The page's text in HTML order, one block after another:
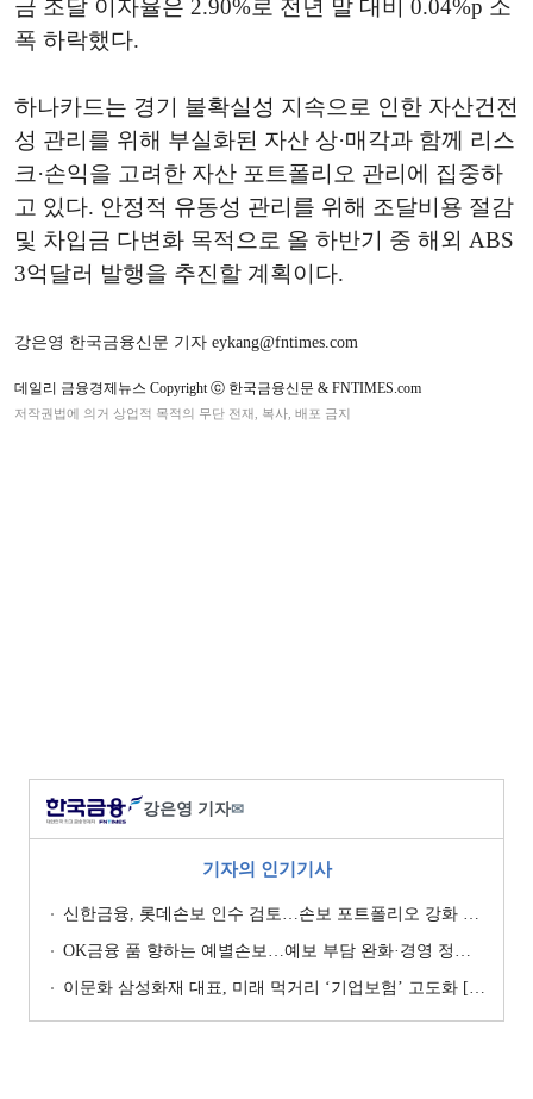
금 조달 이자율은 2.90%로 전년 말 대비 0.04%p 소
폭 하락했다.
하나카드는 경기 불확실성 지속으로 인한 자산건전
성 관리를 위해 부실화된 자산 상·매각과 함께 리스
크·손익을 고려한 자산 포트폴리오 관리에 집중하
고 있다. 안정적 유동성 관리를 위해 조달비용 절감
및 차입금 다변화 목적으로 올 하반기 중 해외 ABS
3억달러 발행을 추진할 계획이다.
강은영 한국금융신문 기자 eykang@fntimes.com
데일리 금융경제뉴스 Copyright ⓒ 한국금융신문 & FNTIMES.com
저작권법에 의거 상업적 목적의 무단 전재, 복사, 배포 금지
강은영 기자✉
기자의 인기기사
신한금융, 롯데손보 인수 검토…손보 포트폴리오 강화 승부수 [보험사 M&A 지형도]
OK금융 품 향하는 예별손보…예보 부담 완화·경영 정상화 기대 [예별손보 새 주인 찾기 ④]
이문화 삼성화재 대표, 미래 먹거리 ‘기업보험’ 고도화 [손보사 일반보험 전략 (1)]